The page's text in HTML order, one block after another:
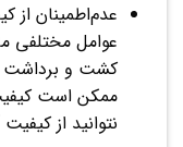
عدم‌اطمینان از
عوامل مختلفی
کشت و برداشت
ممکن است
نتوانید از